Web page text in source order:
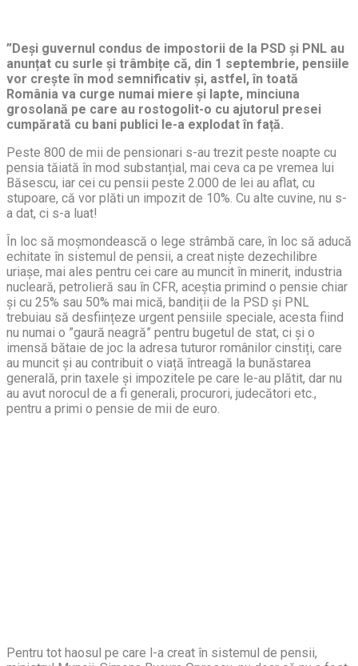
”Deși guvernul condus de impostorii de la PSD și PNL au
anunțat cu surle și trâmbițe că, din 1 septembrie, pensiile
vor crește în mod semnificativ și, astfel, în toată
România va curge numai miere și lapte, minciuna
grosolană pe care au rostogolit-o cu ajutorul presei
cumpărată cu bani publici le-a explodat în față.
Peste 800 de mii de pensionari s-au trezit peste noapte cu
pensia tăiată în mod substanțial, mai ceva ca pe vremea lui
Băsescu, iar cei cu pensii peste 2.000 de lei au aflat, cu
stupoare, că vor plăti un impozit de 10%. Cu alte cuvine, nu s-
a dat, ci s-a luat!
În loc să moșmondească o lege strâmbă care, în loc să aducă
echitate în sistemul de pensii, a creat niște dezechilibre
uriașe, mai ales pentru cei care au muncit în minerit, industria
nucleară, petrolieră sau în CFR, aceștia primind o pensie chiar
și cu 25% sau 50% mai mică, bandiții de la PSD și PNL
trebuiau să desființeze urgent pensiile speciale, acesta fiind
nu numai o ”gaură neagră” pentru bugetul de stat, ci și o
imensă bătaie de joc la adresa tuturor românilor cinstiți, care
au muncit și au contribuit o viață întreagă la bunăstarea
generală, prin taxele și impozitele pe care le-au plătit, dar nu
au avut norocul de a fi generali, procurori, judecători etc.,
pentru a primi o pensie de mii de euro.
Pentru tot haosul pe care l-a creat în sistemul de pensii,